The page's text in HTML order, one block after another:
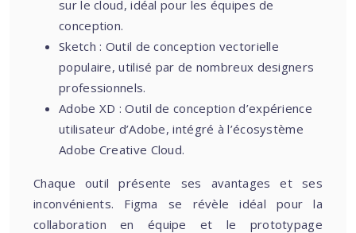
sur le cloud, idéal pour les équipes de
conception.
Sketch : Outil de conception vectorielle
populaire, utilisé par de nombreux designers
professionnels.
Adobe XD : Outil de conception d’expérience
utilisateur d’Adobe, intégré à l’écosystème
Adobe Creative Cloud.
Chaque outil présente ses avantages et ses
inconvénients. Figma se révèle idéal pour la
collaboration en équipe et le prototypage